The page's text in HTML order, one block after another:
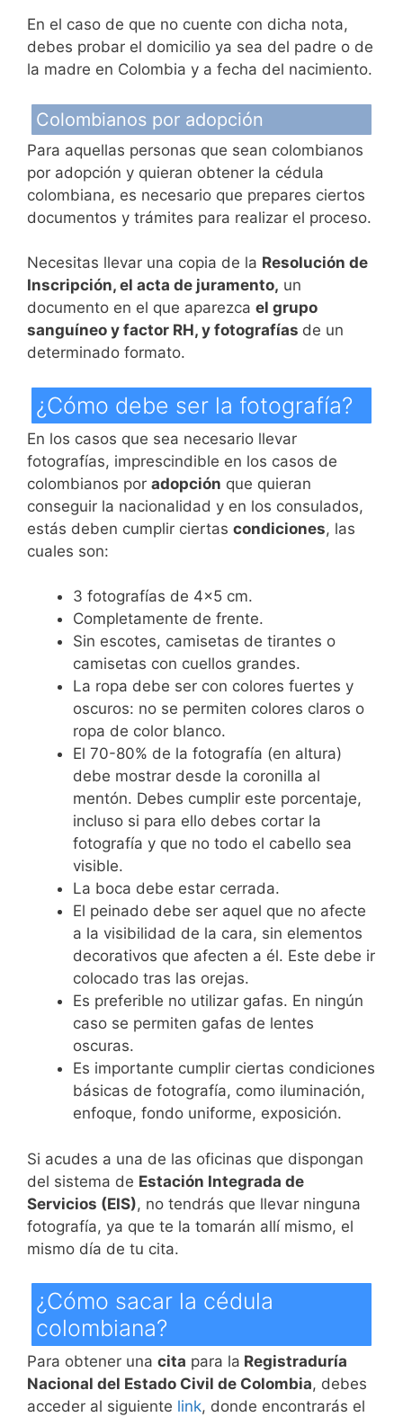
En el caso de que no cuente con dicha nota,
debes probar el domicilio ya sea del padre o de
la madre en Colombia y a fecha del nacimiento.
Colombianos por adopción
Para aquellas personas que sean colombianos
por adopción y quieran obtener la cédula
colombiana, es necesario que prepares ciertos
documentos y trámites para realizar el proceso.
Necesitas llevar una copia de la Resolución de
Inscripción, el acta de juramento, un
documento en el que aparezca el grupo
sanguíneo y factor RH, y fotografías de un
determinado formato.
¿Cómo debe ser la fotografía?
En los casos que sea necesario llevar
fotografías, imprescindible en los casos de
colombianos por adopción que quieran
conseguir la nacionalidad y en los consulados,
estás deben cumplir ciertas condiciones, las
cuales son:
3 fotografías de 4×5 cm.
Completamente de frente.
Sin escotes, camisetas de tirantes o
camisetas con cuellos grandes.
La ropa debe ser con colores fuertes y
oscuros: no se permiten colores claros o
ropa de color blanco.
El 70-80% de la fotografía (en altura)
debe mostrar desde la coronilla al
mentón. Debes cumplir este porcentaje,
incluso si para ello debes cortar la
fotografía y que no todo el cabello sea
visible.
La boca debe estar cerrada.
El peinado debe ser aquel que no afecte
a la visibilidad de la cara, sin elementos
decorativos que afecten a él. Este debe ir
colocado tras las orejas.
Es preferible no utilizar gafas. En ningún
caso se permiten gafas de lentes
oscuras.
Es importante cumplir ciertas condiciones
básicas de fotografía, como iluminación,
enfoque, fondo uniforme, exposición.
Si acudes a una de las oficinas que dispongan
del sistema de Estación Integrada de
Servicios (EIS), no tendrás que llevar ninguna
fotografía, ya que te la tomarán allí mismo, el
mismo día de tu cita.
¿Cómo sacar la cédula
colombiana?
Para obtener una cita para la Registraduría
Nacional del Estado Civil de Colombia, debes
acceder al siguiente link, donde encontrarás el